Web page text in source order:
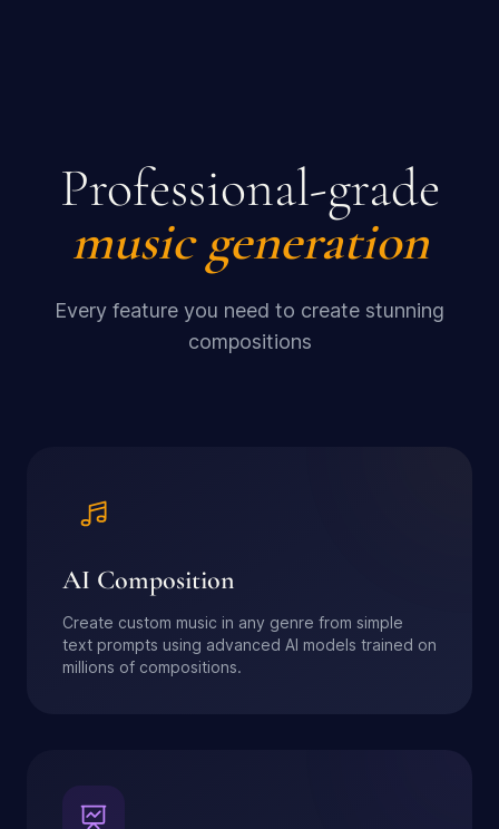
Professional-grade
music generation
Every feature you need to create stunning
compositions
AI Composition
Create custom music in any genre from simple
text prompts using advanced AI models trained on
millions of compositions.